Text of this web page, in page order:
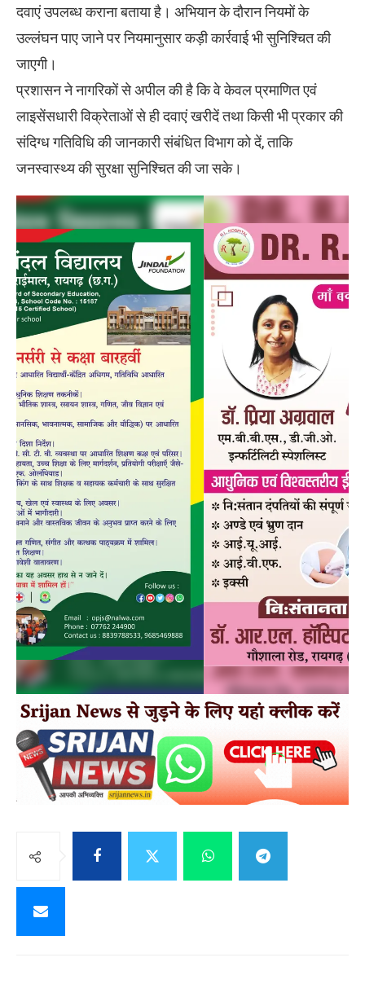
दवाएं उपलब्ध कराना बताया है। अभियान के दौरान नियमों के
उल्लंघन पाए जाने पर नियमानुसार कड़ी कार्रवाई भी सुनिश्चित की
जाएगी।
प्रशासन ने नागरिकों से अपील की है कि वे केवल प्रमाणित एवं
लाइसेंसधारी विक्रेताओं से ही दवाएं खरीदें तथा किसी भी प्रकार की
संदिग्ध गतिविधि की जानकारी संबंधित विभाग को दें, ताकि
जनस्वास्थ्य की सुरक्षा सुनिश्चित की जा सके।